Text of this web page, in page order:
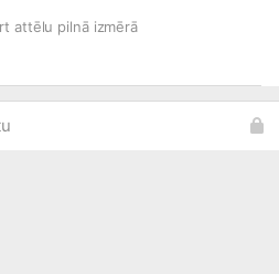
attēlu pilnā izmērā